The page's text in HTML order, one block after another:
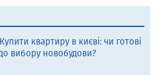
Купити квартиру в києві: чи готові
вибору новобудови?